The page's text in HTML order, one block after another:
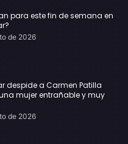
para este fin de semana en
de 2026
despide a Carmen Patilla
mujer entrañable y muy
de 2026